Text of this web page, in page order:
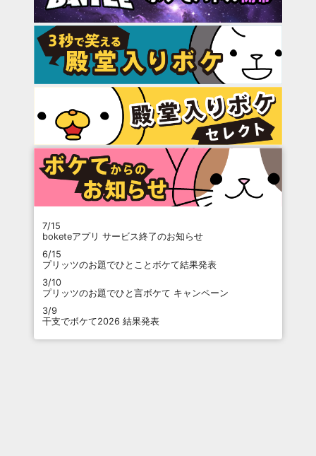
7/15
boketeアプリ サービス終了のお知らせ
6/15
プリッツのお題でひとことボケて結果発表
3/10
プリッツのお題でひと言ボケて キャンペーン
3/9
干支でボケて2026 結果発表